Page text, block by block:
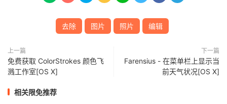
去除 图片 照片 编辑
上一篇
免费获取 ColorStrokes 颜色飞
溅工作室[OS X]
下一篇
Farensius - 在菜单栏上显示当
前天气状况[OS X]
相关限免推荐